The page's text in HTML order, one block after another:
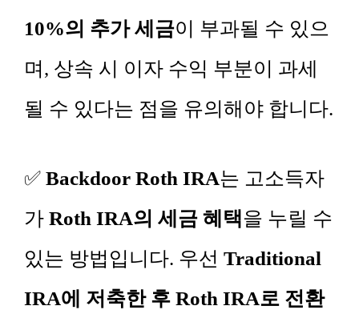
10%의 추가 세금이 부과될 수 있으
며, 상속 시 이자 수익 부분이 과세
될 수 있다는 점을 유의해야 합니다.
✅ Backdoor Roth IRA는 고소득자
가 Roth IRA의 세금 혜택을 누릴 수
있는 방법입니다. 우선 Traditional
IRA에 저축한 후 Roth IRA로 전환